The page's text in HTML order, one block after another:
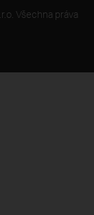
Všechna práva